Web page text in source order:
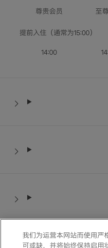
查询空房查询空房
尊贵会员 至
提前入住（通常为15:00）
14:00
我们为运营本网站而使用严
可或缺，并将始终保持启